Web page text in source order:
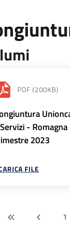
PDF (200KB)
-
2023
FILE
1